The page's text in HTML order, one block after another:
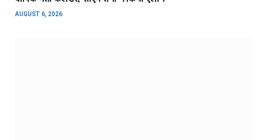
AUGUST 6, 2026